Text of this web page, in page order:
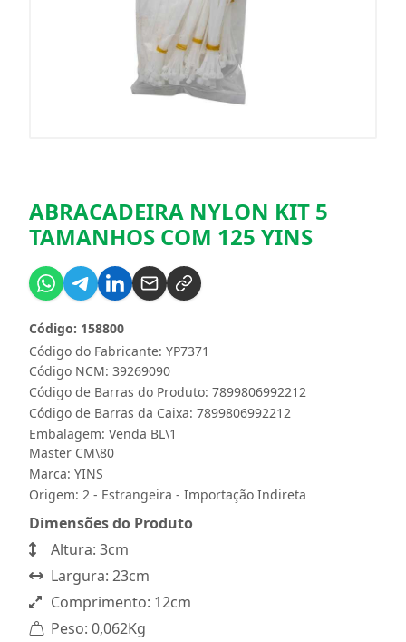
ABRACADEIRA NYLON KIT 5
TAMANHOS COM 125 YINS
Código do Fabricante: YP7371
Código: 158800
Código NCM: 39269090
Código de Barras do Produto: 7899806992212
Código de Barras da Caixa: 7899806992212
Embalagem: Venda BL\1
Master CM\80
Marca: YINS
Origem: 2 - Estrangeira - Importação Indireta
Dimensões do Produto
Altura: 3cm
Largura: 23cm
Comprimento: 12cm
Peso: 0,062Kg